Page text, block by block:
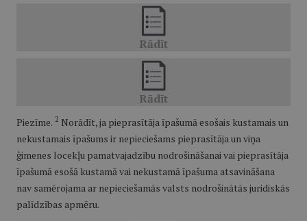
Piezīme. 2 Norādīt, ja pieprasītāja īpašumā esošais kustamais un
nekustamais īpašums ir nepieciešams pieprasītāja un viņa
ģimenes locekļu pamatvajadzību nodrošināšanai vai pieprasītāja
īpašumā esošā kustamā vai nekustamā īpašuma atsavināšana
nav samērojama ar nepieciešamās valsts nodrošinātās juridiskās
palīdzības apmēru.